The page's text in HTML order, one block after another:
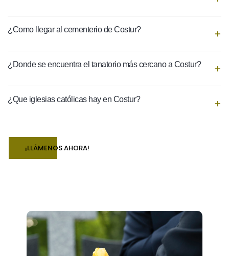
¿Como llegar al cementerio de Costur?
¿Donde se encuentra el tanatorio más cercano a Costur?
¿Que iglesias católicas hay en Costur?
¡LLÁMENOS AHORA!